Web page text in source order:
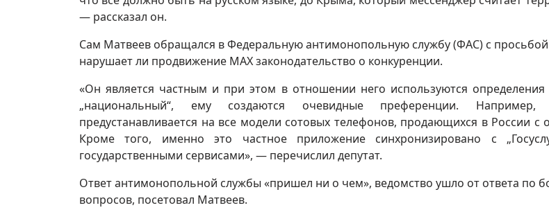
— рассказал он.
Сам Матвеев обращался в Федеральную антимонопольную службу (ФАС) с
нарушает ли продвижение MAX законодательство о конкуренции.
«Он является частным и при этом в отношении него используются определения
„национальный“, ему создаются очевидные преференции.
предустанавливается на все модели сотовых телефонов, продающихся в России с
Кроме того, именно это частное приложение синхронизировано с
государственными сервисами», — перечислил депутат.
Ответ антимонопольной службы «пришел ни о чем», ведомство ушло от ответа по
вопросов, посетовал Матвеев.